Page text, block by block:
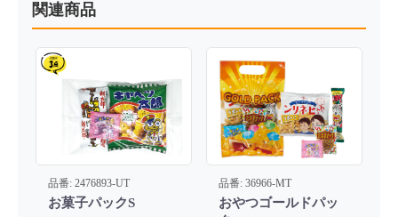
関連商品
品番: 2476893-UT
お菓子パックS
品番: 36966-MT
おやつゴールドパッ